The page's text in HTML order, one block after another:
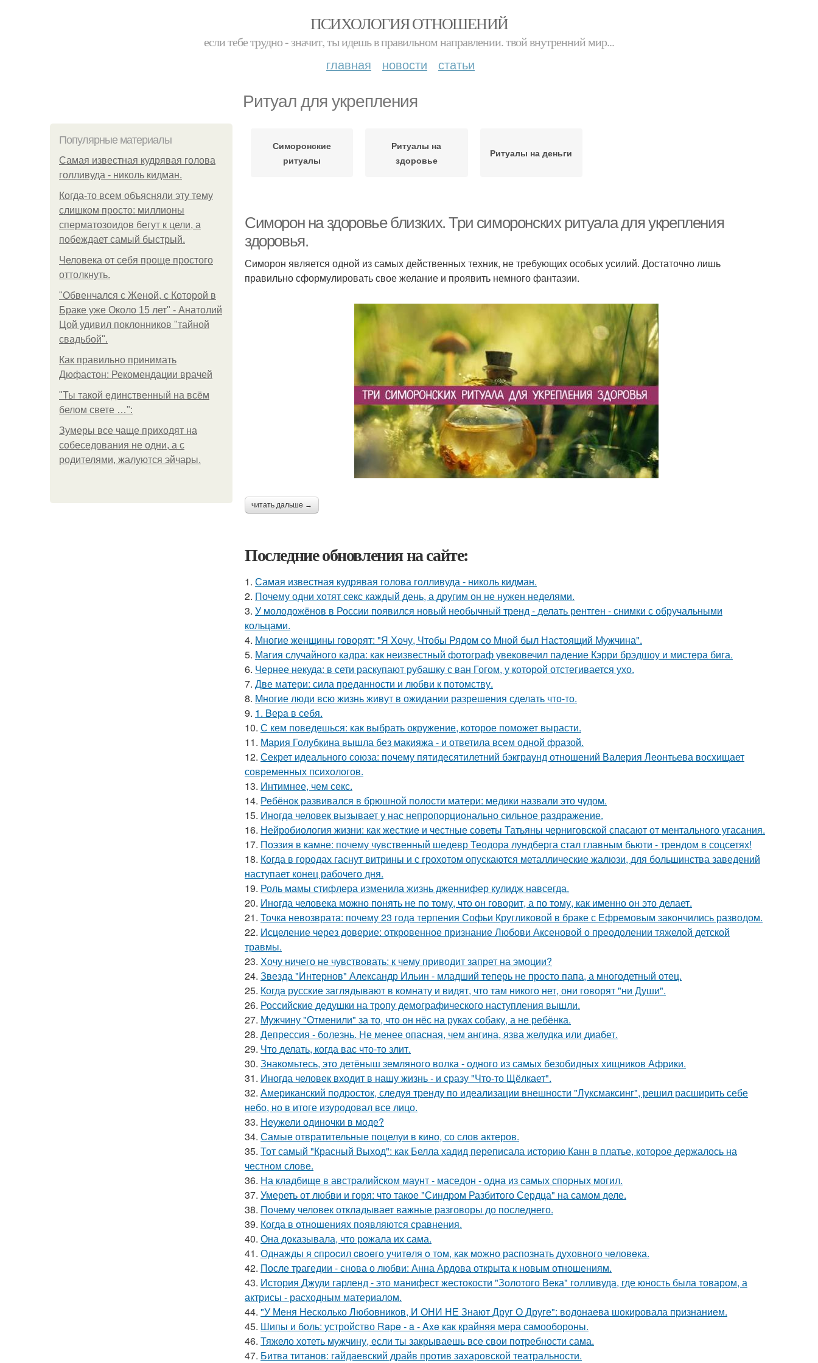
ПСИХОЛОГИЯ ОТНОШЕНИЙ
если тебе трудно - значит, ты идешь в правильном направлении. твой внутренний мир...
главная новости статьи
Ритуал для укрепления
Популярные материалы
Самая известная кудрявая голова
голливуда - николь кидман.
Когда-то всем объясняли эту тему
слишком просто: миллионы
сперматозоидов бегут к цели, а
побеждает самый быстрый.
Человека от себя проще простого
оттолкнуть.
"Обвенчался с Женой, с Которой в
Браке уже Около 15 лет" - Анатолий
Цой удивил поклонников "тайной
свадьбой".
Как правильно принимать
Дюфастон: Рекомендации врачей
"Ты такой единственный на всём
белом свете …":
Зумеры все чаще приходят на
собеседования не одни, а с
родителями, жалуются эйчары.
Симоронские
ритуалы
Ритуалы на
здоровье
Ритуалы на деньги
Симорон на здоровье близких. Три симоронских ритуала для укрепления
здоровья.
Симорон является одной из самых действенных техник, не требующих особых усилий. Достаточно лишь
правильно сформулировать свое желание и проявить немного фантазии.
читать дальше →
Последние обновления на сайте:
1. Самая известная кудрявая голова голливуда - николь кидман.
2. Почему одни хотят секс каждый день, а другим он не нужен неделями.
3. У молодожёнов в России появился новый необычный тренд - делать рентген - снимки с обручальными
кольцами.
4. Многие женщины говорят: "Я Хочу, Чтобы Рядом со Мной был Настоящий Мужчина".
5. Магия случайного кадра: как неизвестный фотограф увековечил падение Кэрри брэдшоу и мистера бига.
6. Чернее некуда: в сети раскупают рубашку с ван Гогом, у которой отстегивается ухо.
7. Две матери: сила преданности и любви к потомству.
8. Mногие люди всю жизнь живут в ожидании разрешения сделать что-то.
9. 1. Bеpa в себя.
10. С кем поведешься: как выбрать окружение, которое поможет вырасти.
11. Мария Голубкина вышла без макияжа - и ответила всем одной фразой.
12. Секрет идеального союза: почему пятидесятилетний бэкграунд отношений Валерия Леонтьева восхищает
современных психологов.
13. Интимнее, чем секс.
14. Ребёнок развивался в брюшной полости матери: медики назвали это чудом.
15. Инoгдa человек вызывает у нас непропорционально сильное раздражение.
16. Нейробиология жизни: как жесткие и честные советы Татьяны черниговской спасают от ментального угасания.
17. Поэзия в камне: почему чувственный шедевр Теодора лундберга стал главным бьюти - трендом в соцсетях!
18. Когда в городах гаснут витрины и с грохотом опускаются металлические жалюзи, для большинства заведений
наступает конец рабочего дня.
19. Роль мамы стифлера изменила жизнь дженнифер кулидж навсегда.
20. Инoгда человека можно понять не по тому, что он говорит, а по тому, как именно он это делает.
21. Точка невозврата: почему 23 года терпения Софьи Кругликовой в браке с Ефремовым закончились разводом.
22. Исцеление через доверие: откровенное признание Любови Аксеновой о преодолении тяжелой детской
травмы.
23. Хочу ничего не чувствовать: к чему приводит запрет на эмоции?
24. Звезда "Интернов" Александр Ильин - младший теперь не просто папа, а многодетный отец.
25. Когда русские заглядывают в комнату и видят, что там никого нет, они говорят "ни Души".
26. Российские дедушки на тропу демографического наступления вышли.
27. Мужчину "Отменили" за то, что он нёс на руках собаку, а не ребёнка.
28. Депрессия - болезнь. Не менее опасная, чем ангина, язва желудка или диабет.
29. Что делать, когда вас что-то злит.
30. Знакомьтесь, это детёныш земляного волка - одного из самых безобидных хищников Африки.
31. Иногда человек входит в нашу жизнь - и сразу "Что-то Щёлкает".
32. Американский подросток, следуя тренду по идеализации внешности "Луксмаксинг", решил расширить себе
небо, но в итоге изуродовал все лицо.
33. Неужели одиночки в моде?
34. Самые отвратительные поцелуи в кино, со слов актеров.
35. Тот самый "Красный Выход": как Белла хадид переписала историю Канн в платье, которое держалось на
честном слове.
36. На кладбище в австpалийском маунт - маседон - одна из самых спopных могил.
37. Умереть от любви и горя: что такое "Синдром Разбитого Сердца" на самом деле.
38. Почему человек откладывает важные разговоры до последнего.
39. Когда в отношениях появляются сравнения.
40. Она доказывала, что рожала их сама.
41. Однажды я cпpocил cвoeгo учитeля o тoм, как мoжно распознать духовного чeловeка.
42. После трагедии - снова о любви: Анна Ардова открыта к новым отношениям.
43. История Джуди гарленд - это манифест жестокости "Золотого Века" голливуда, где юность была товаром, а
актрисы - расходным материалом.
44. "У Меня Несколько Любовников, И ОНИ НЕ Знают Друг О Друге": водонаева шокировала признанием.
45. Шипы и боль: устройство Rape - a - Axe как крайняя мера самообороны.
46. Тяжело хотеть мужчину, если ты закрываешь все свои потребности сама.
47. Битва титанов: гайдаевский драйв против захаровской театральности.